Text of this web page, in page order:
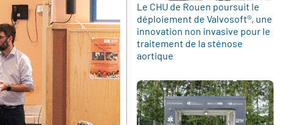
Le CHU de Rouen poursuit le
déploiement de Valvosoft®, une
innovation non invasive pour le
traitement de la sténose
aortique